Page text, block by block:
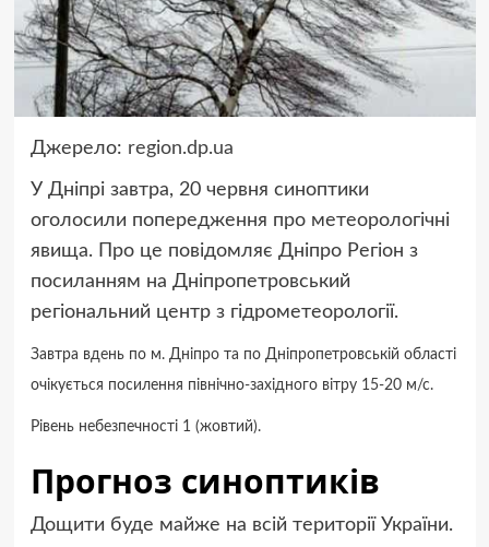
Джерело: region.dp.ua
У Дніпрі завтра, 20 червня синоптики
оголосили попередження про метеорологічні
явища. Про це повідомляє Дніпро Регіон з
посиланням на Дніпропетровський
регіональний центр з гідрометеорології.
Завтра вдень по м. Дніпро та по Дніпропетровській області
очікується посилення північно-західного вітру 15-20 м/с.
Рівень небезпечності 1 (жовтий).
Прогноз синоптиків
Дощити буде майже на всій території України.